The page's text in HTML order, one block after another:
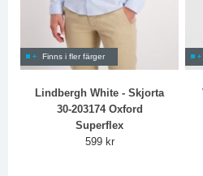
Finns i fler färger
Lindbergh White - Skjorta
30-203174 Oxford
Superflex
599 kr